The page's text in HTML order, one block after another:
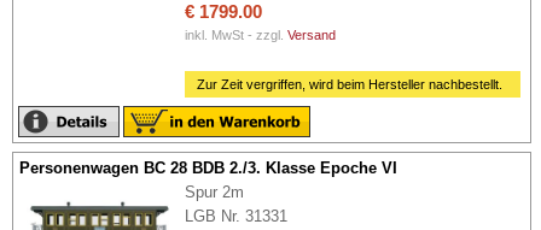
€ 1799.00
inkl. MwSt - zzgl. Versand
Zur Zeit vergriffen, wird beim Hersteller nachbestellt.
Personenwagen BC 28 BDB 2./3. Klasse Epoche VI
Spur 2m
LGB Nr. 31331